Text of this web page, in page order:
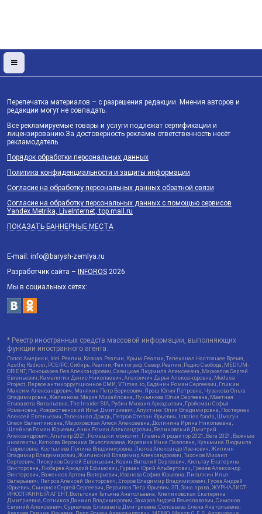
Перепечатка материалов – с разрешения редакции. Мнения авторов и
редакции могут не совпадать.
Все рекламируемые товары и услуги подлежат сертификации и
лицензированию.За достоверность рекламы ответственность несёт
рекламодатель.
Порядок обработки персональных данных
Политика конфиденциальности и защиты информации
Согласие на обработку персональных данных обратной связи
Согласие на обработку персональных данных с помощью сервисов
Yandex.Metrika, LiveInternet, top.mail.ru
ПОКАЗАТЬ БАННЕРНЫЕ МЕСТА
E-mail: info@barysh-zemlya.ru
Разработчик сайта – INFOROS 2026
Мы в социальных сетях:
* Реестр иностранных средств массовой информации, выполняющих
функции иностранного агента:
Голос Америки, Idel.Реалии, Кавказ.Реалии, Крым.Реалии, Телеканал Настоящее Время,
Azatliq Radiosi, PCE/PC, Сибирь.Реалии, Фактограф, Север.Реалии, Радио Свобода, MEDIUM-
ORIENT, Пономарев Лев Александрович, Савицкая Людмила Алексеевна, Маркелов Сергей
Евгеньевич, Камалягин Денис Николаевич, Апахончич Дарья Александровна, Medusa
Project, Первое антикоррупционное СМИ, VTimes.io, Баданин Роман Сергеевич, Гликин
Максим Александрович, Маняхин Петр Борисович, Ярош Юлия Петровна, Чуракова Ольга
Владимировна, Железнова Мария Михайловна, Лукьянова Юлия Сергеевна, Маетная
Елизавета Витальевна, The Insider SIA, Рубин Михаил Аркадьевич, Гройсман Софья
Романовна, Рождественский Илья Дмитриевич, Апухтина Юлия Владимировна, Постернак
Алексей Евгеньевич, Телеканал Дождь, Петров Степан Юрьевич, Istories fonds, Шмагун
Олеся Валентиновна, Мароховская Алеся Алексеевна, Долинина Ирина Николаевна,
Шлейнов Роман Юрьевич, Анин Роман Александрович, Великовский Дмитрий
Александрович, Альтаир 2021, Ромашки монолит, Главный редактор 2021, Вега 2021, Важные
иноагенты, Каткова Вероника Вячеславовна, Карезина Инна Павловна, Кузьмина Людмила
Гавриловна, Костылева Полина Владимировна, Лютов Александр Иванович, Жилкин
Владимир Владимирович, Жилинский Владимир Александрович, Тихонов Михаил
Сергеевич, Пискунов Сергей Евгеньевич, Ковин Виталий Сергеевич, Кильтау Екатерина
Викторовна, Любарев Аркадий Ефимович, Гурман Юрий Альбертович, Грезев Александр
Викторович, Важенков Артем Валерьевич, Иванова София Юрьевна, Пигалкин Илья
Валерьевич, Петров Алексей Викторович, Егоров Владимир Владимирович, Гусев Андрей
Юрьевич, Смирнов Сергей Сергеевич, Верзилов Петр Юрьевич, ЗП, Зона права, ЖУРНАЛИСТ-
ИНОСТРАННЫЙ АГЕНТ, Вольтская Татьяна Анатольевна, Клепиковская Екатерина
Дмитриевна, Сотников Даниил Владимирович, Захаров Андрей Вячеславович, Симонов
Евгений Алексеевич, Сурначева Елизавета Дмитриевна, Соловьева Елена Анатольевна,